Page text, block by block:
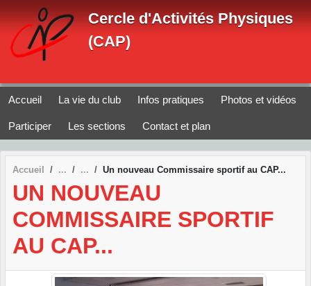
Cercle d'Activités Physiques
(CAP)
Accueil La vie du club Infos pratiques Photos et vidéos
Participer Les sections Contact et plan
Accueil Un nouveau Commissaire sportif au CAP...
UN NOUVEAU
COMMISSAIRE SPORTIF
AU CAP...
Panneau de gestion des cookies